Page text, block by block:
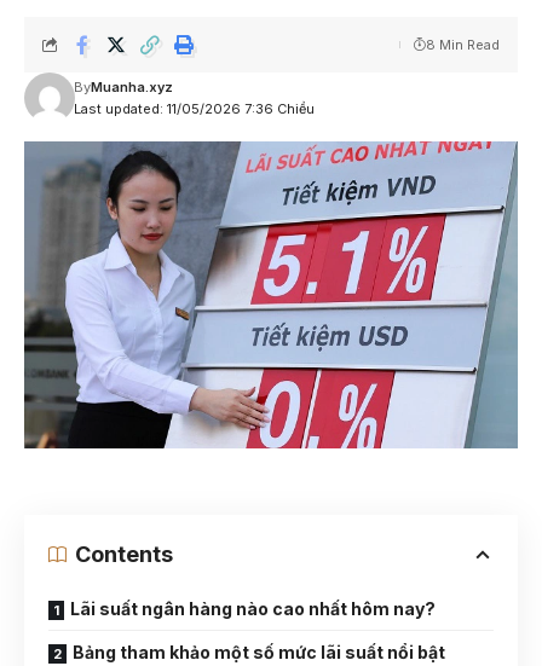
Last updated: 11/05/2026 7:36 Chiều
ByMuanha.xyz
8 Min Read
Contents
Lãi suất ngân hàng nào cao nhất hôm nay?
Bảng tham khảo một số mức lãi suất nổi bật